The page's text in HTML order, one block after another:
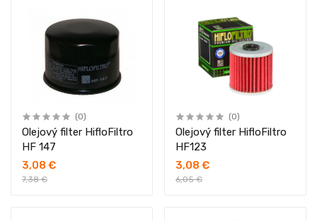
(0)
Olejový filter HifloFiltro
HF 147
3,08 €
7,38 €
(0)
Olejový filter HifloFiltro
HF123
3,08 €
6,05 €